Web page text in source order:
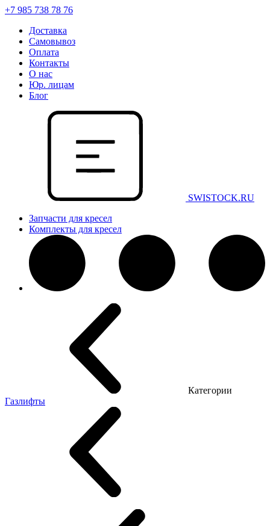
+7 985 738 78 76
Доставка
Самовывоз
Оплата
Контакты
О нас
Юр. лицам
Блог
SWISTOCK.RU
Запчасти для кресел
Комплекты для кресел
Категории
Газлифты